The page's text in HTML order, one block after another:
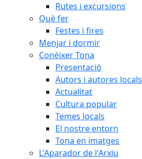
Rutes i excursions
Què fer
Festes i fires
Menjar i dormir
Conèixer Tona
Presentació
Autors i autores locals
Actualitat
Cultura popular
Temes locals
El nostre entorn
Tona en imatges
L'Aparador de l'Arxiu